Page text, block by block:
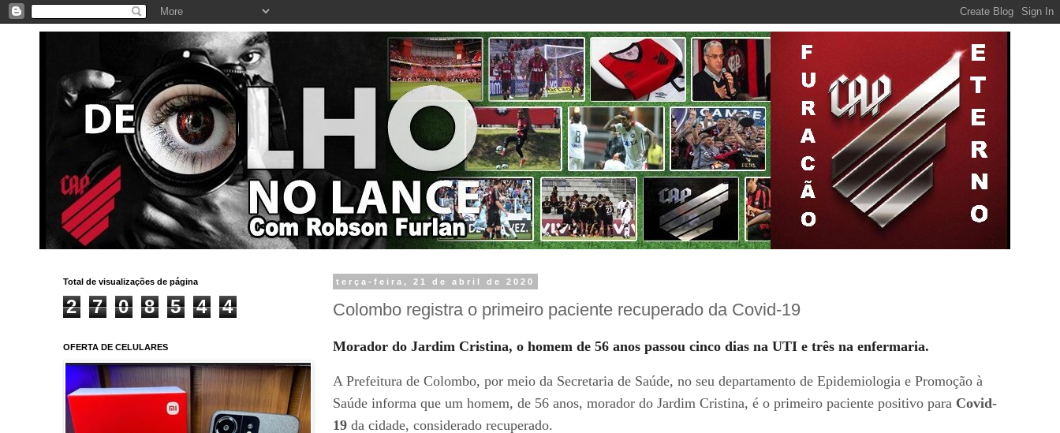
terça-feira, 21 de abril de 2020
Colombo registra o primeiro paciente recuperado da Covid-19
Morador do Jardim Cristina, o homem de 56 anos passou cinco dias na UTI e três na enfermaria.
A Prefeitura de Colombo, por meio da Secretaria de Saúde, no seu departamento de Epidemiologia e Promoção à
Saúde informa que um homem, de 56 anos, morador do Jardim Cristina, é o primeiro paciente positivo para Covid-
19 da cidade, considerado recuperado.
Total de visualizações de página
2 7 0 8 5 4 4
OFERTA DE CELULARES